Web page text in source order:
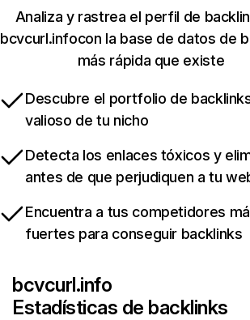
Analiza y rastrea el perfil de
bcvcurl.infocon la base de datos de
más rápida que existe
Descubre el portfolio de
valioso de tu nicho
Detecta los enlaces tóxicos y
antes de que perjudiquen a tu
Encuentra a tus competidores
fuertes para conseguir backlinks
bcvcurl.info
Estadísticas de backlinks